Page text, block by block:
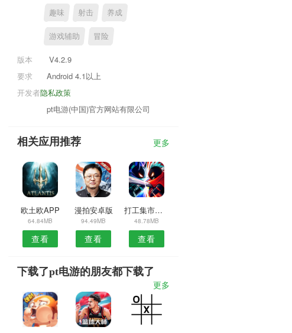
趣味 射击 养成
游戏辅助 冒险
版本
V4.2.9
要求
Android 4.1以上
隐私政策
开发者
pt电游(中国)官方网站有限公司
相关应用推荐 更多
欧土欧APP
64.84MB
查看
漫拍安卓版
94.49MB
查看
打工集市安卓版
48.78MB
查看
下载了pt电游的朋友都下载了
更多